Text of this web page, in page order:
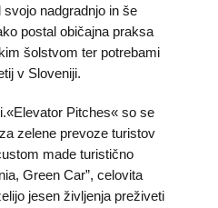
svojo nadgradnjo in še
postal običajna praksa
šolstvom ter potrebami
v Sloveniji.
Pitches« so se
zelene prevoze turistov
made turistično
Green Car”, celovita
jesen življenja preživeti